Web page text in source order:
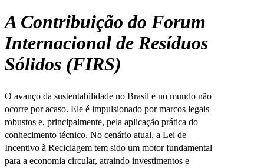
A Contribuição do Forum
Internacional de Resíduos
Sólidos (FIRS)
O avanço da sustentabilidade no Brasil e no mundo não
ocorre por acaso. Ele é impulsionado por marcos legais
robustos e, principalmente, pela aplicação prática do
conhecimento técnico. No cenário atual, a Lei de
Incentivo à Reciclagem tem sido um motor fundamental
para a economia circular, atraindo investimentos e